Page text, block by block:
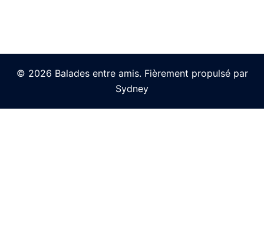
© 2026 Balades entre amis. Fièrement propulsé par
Sydney